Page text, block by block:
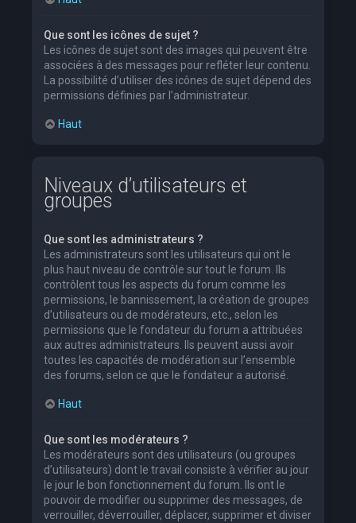
Que sont les icônes de sujet ?
Les icônes de sujet sont des images qui peuvent être
associées à des messages pour refléter leur contenu.
La possibilité d’utiliser des icônes de sujet dépend des
permissions définies par l’administrateur.
Haut
Niveaux d’utilisateurs et
groupes
Que sont les administrateurs ?
Les administrateurs sont les utilisateurs qui ont le
plus haut niveau de contrôle sur tout le forum. Ils
contrôlent tous les aspects du forum comme les
permissions, le bannissement, la création de groupes
d’utilisateurs ou de modérateurs, etc., selon les
permissions que le fondateur du forum a attribuées
aux autres administrateurs. Ils peuvent aussi avoir
toutes les capacités de modération sur l’ensemble
des forums, selon ce que le fondateur a autorisé.
Haut
Que sont les modérateurs ?
Les modérateurs sont des utilisateurs (ou groupes
d’utilisateurs) dont le travail consiste à vérifier au jour
le jour le bon fonctionnement du forum. Ils ont le
pouvoir de modifier ou supprimer des messages, de
verrouiller, déverrouiller, déplacer, supprimer et diviser